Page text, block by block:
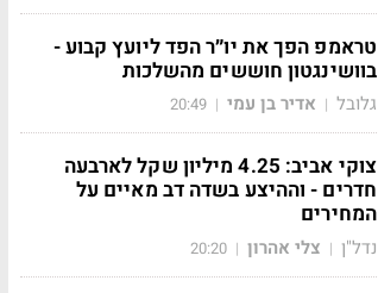
טראמפ הפך את יו״ר הפד ליועץ קבוע -
בוושינגטון חוששים מהשלכות
גלובל | אדיר בן עמי |
20:49
צוקי אביב: 4.25 מיליון שקל לארבעה
חדרים - וההיצע בשדה דב מאיים על
המחירים
נדל"ן | צלי אהרון |
20:20